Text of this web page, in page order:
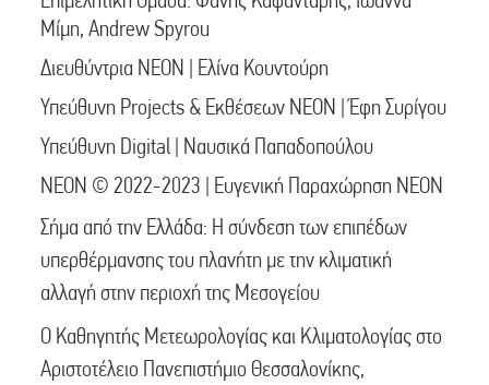
Μίμη, Andrew Spyrou
Διευθύντρια ΝΕΟΝ | Ελίνα Κουντούρη
Υπεύθυνη Projects & Εκθέσεων ΝΕΟΝ | Έφη Συρίγου
Υπεύθυνη Digital | Ναυσικά Παπαδοπούλου
NEON © 2022-2023 | Ευγενική Παραχώρηση NEON
Σήμα από την Ελλάδα: Η σύνδεση των επιπέδων
υπερθέρμανσης του πλανήτη με την κλιματική
αλλαγή στην περιοχή της Μεσογείου
Ο Καθηγητής Μετεωρολογίας και Κλιματολογίας στο
Αριστοτέλειο Πανεπιστήμιο Θεσσαλονίκης,